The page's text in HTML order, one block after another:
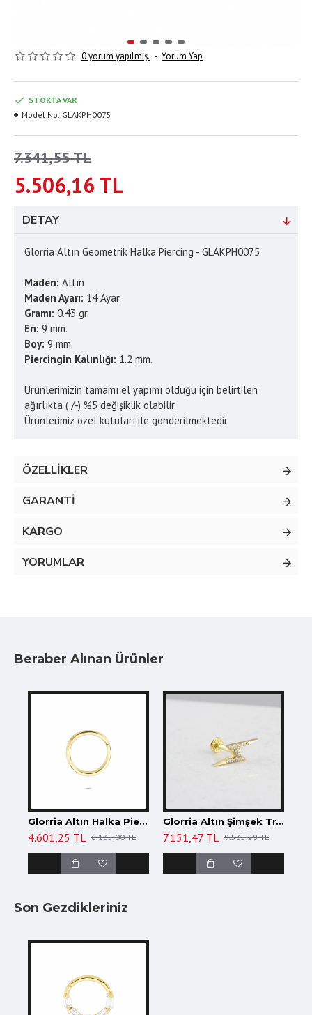
0 yorum yapılmış. - Yorum Yap
5.506,16 TL
7.341,55 TL
STOKTA VAR
Model No: GLAKPH0075
DETAY
Glorria Altın Geometrik Halka Piercing - GLAKPH0075
Maden: Altın
Maden Ayarı: 14 Ayar
Gramı: 0.43 gr.
En: 9 mm.
Boy: 9 mm.
Piercingin Kalınlığı: 1.2 mm.
Ürünlerimizin tamamı el yapımı olduğu için belirtilen
ağırlıkta ( /-) %5 değişiklik olabilir.
Ürünlerimiz özel kutuları ile gönderilmektedir.
ÖZELLIKLER
GARANTI
KARGO
YORUMLAR
Beraber Alınan Ürünler
Glorria Altın Halka Piercing
4.601,25 TL 6.135,00 TL
Glorria Altın Şimşek Tragus Piercing
7.151,47 TL 9.535,29 TL
Son Gezdikleriniz